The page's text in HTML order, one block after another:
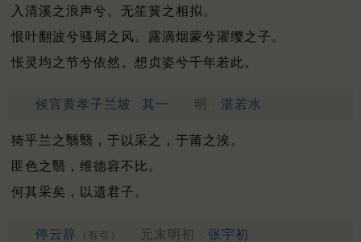
入清溪之浪声兮。无笙簧之相拟。
恨叶翻波兮骚屑之风。露滴烟蒙兮濯缨之子。
怅灵均之节兮依然。想贞姿兮千年若此。
候官黄孝子兰坡 其一 明 · 湛若水
猗乎兰之翳翳，于以采之，于莆之涘。
匪色之翳，维德容不比。
何其采矣，以遗君子。
停云辞 （有引） 元末明初 · 张宇初